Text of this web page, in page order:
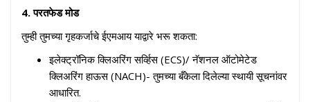
4. परतफेड मोड
तुम्ही तुमच्या गृहकर्जाचे ईएमआय याद्वारे भरू शकता:
इलेक्ट्रॉनिक क्लिअरिंग सर्व्हिस (ECS)/ नॅशनल ऑटोमेटेड
क्लिअरिंग हाऊस (NACH)- तुमच्या बँकेला दिलेल्या स्थायी सूचनांवर
आधारित.